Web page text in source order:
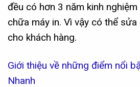
đều có hơn 3 năm kinh
chữa máy in. Vì vậy có thể
cho khách hàng.
Giới thiệu về những điểm nổi
Nhanh